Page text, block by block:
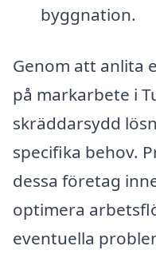
byggnation.
Genom att anlita
på markarbete i
skräddarsydd
specifika behov.
dessa företag
optimera
eventuella